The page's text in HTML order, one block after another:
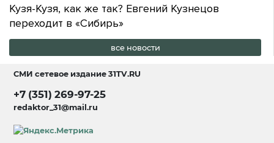
Кузя-Кузя, как же так? Евгений Кузнецов
переходит в «Сибирь»
все новости
СМИ сетевое издание31TV.RU
+7 (351) 269-97-25
redaktor_31@mail.ru